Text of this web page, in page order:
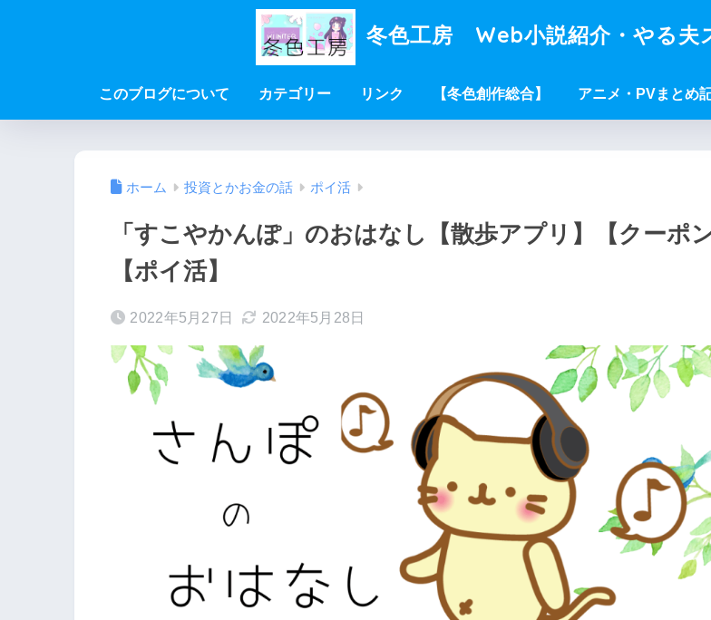
冬色工房 Web小説紹介・やる夫
このブログについて カテゴリー リンク 【冬色創作総合】 アニメ・PVまとめ
ホーム 投資とかお金の話 ポイ活
「すこやかんぽ」のおはなし【散歩アプリ】【クーポン
【ポイ活】
2022年5月27日 2022年5月28日